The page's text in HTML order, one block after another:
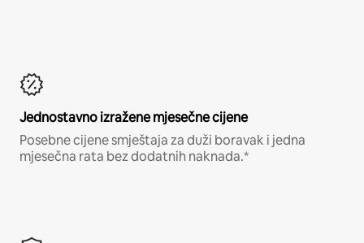
Jednostavno izražene mjesečne cijene
Posebne cijene smještaja za duži boravak i jedna
mjesečna rata bez dodatnih naknada.*